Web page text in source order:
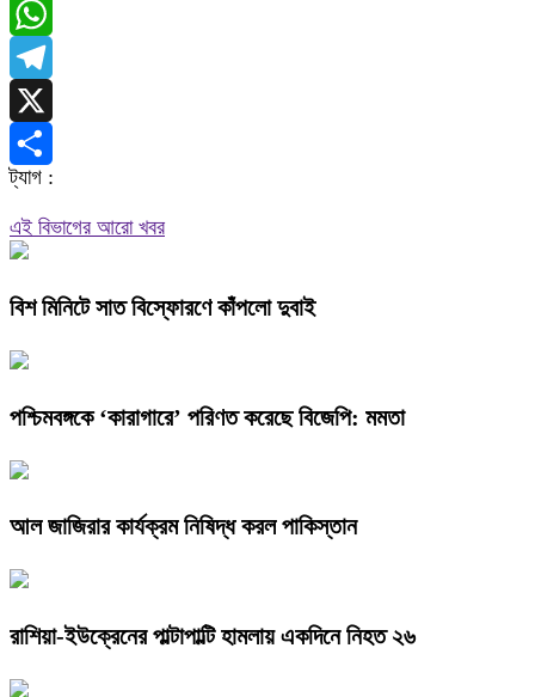
Messenger
WhatsApp
Telegram
X
Share
ট্যাগ :
এই বিভাগের আরো খবর
বিশ মিনিটে সাত বিস্ফোরণে কাঁপলো দুবাই
পশ্চিমবঙ্গকে ‘কারাগারে’ পরিণত করেছে বিজেপি: মমতা
আল জাজিরার কার্যক্রম নিষিদ্ধ করল পাকিস্তান
রাশিয়া-ইউক্রেনের পাল্টাপাল্টি হামলায় একদিনে নিহত ২৬